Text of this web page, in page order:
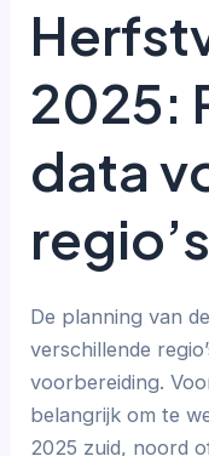
2025:
data
regio’s
De planning van
verschillende
voorbereiding.
belangrijk om te
2025 zuid, noord